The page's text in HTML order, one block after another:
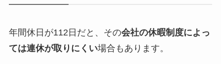
年間休日が112日だと、その会社の休暇制度によっ
ては連休が取りにくい場合もあります。